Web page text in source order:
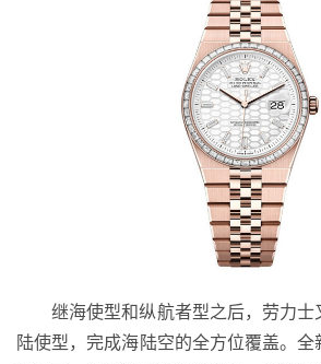
继海使型和纵航者型之后，劳力士
陆使型，完成海陆空的全方位覆盖。